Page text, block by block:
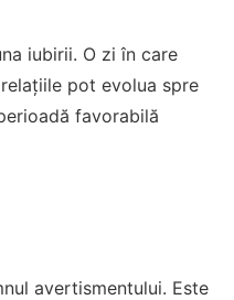
iubirii. O zi în care
pot evolua spre
favorabilă
avertismentului. Este